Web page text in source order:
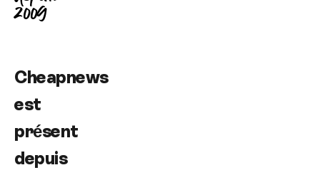
2009
Cheapnews
est
présent
depuis